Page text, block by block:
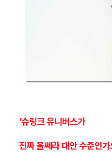
'슈링크 유니버스가
진짜 울쎄라 대안 수준인